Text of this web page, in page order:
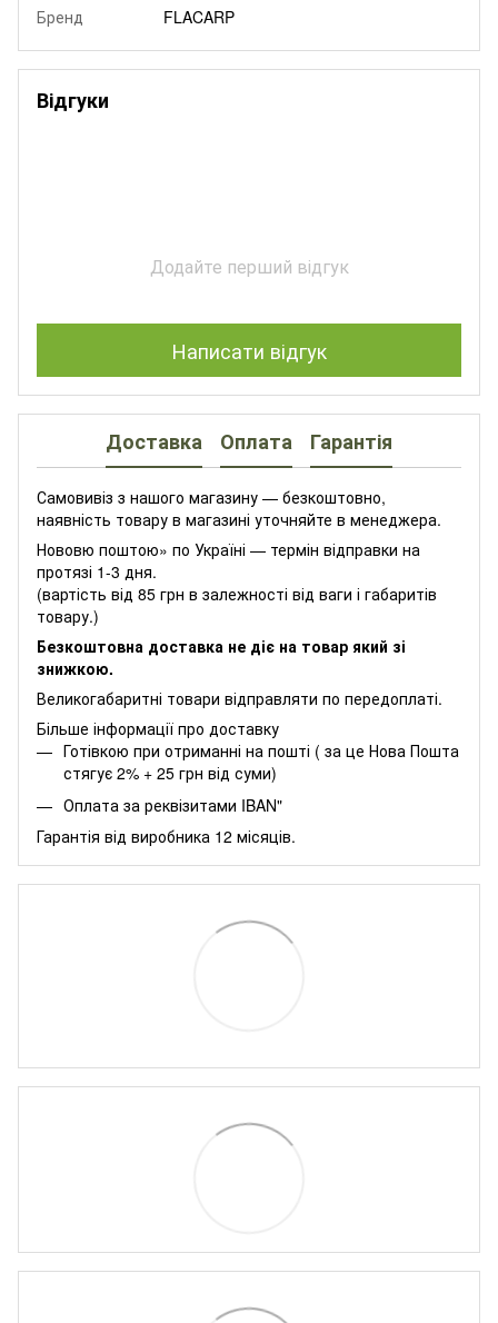
Бренд
FLACARP
Відгуки
Додайте перший відгук
Написати відгук
Доставка Оплата Гарантія
Самовивіз з нашого магазину — безкоштовно,
наявність товару в магазині уточняйте в менеджера.
Нововю поштою» по Україні — термін відправки на
протязі 1-3 дня.
(вартість від 85 грн в залежності від ваги і габаритів
товару.)
Безкоштовна доставка не діє на товар який зі
знижкою.
Великогабаритні товари відправляти по передоплаті.
Більше інформації про доставку
Готівкою при отриманні на пошті ( за це Нова Пошта
стягує 2% + 25 грн від суми)
Оплата за реквізитами IBAN"
Гарантія від виробника 12 місяців.